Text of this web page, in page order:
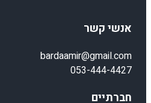
אנשי קשר
bardaamir@gmail.com
053-444-4427
חברתיים